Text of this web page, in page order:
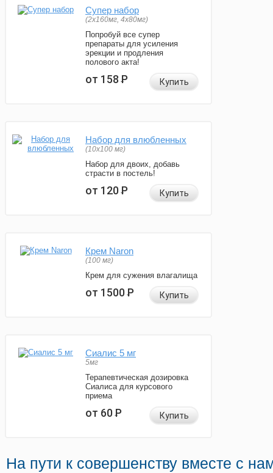
Супер набор
(2х160мг, 4х80мг)
Попробуй все супер
препараты для усиления
эрекции и продления
полового акта!
от 158Р Купить
Набор для влюбленных
(10х100 мг)
Набор для двоих, добавь
страсти в постель!
от 120Р Купить
Крем Naron
(100 мг)
Крем для сужения влагалища
от 1500Р Купить
Сиалис 5 мг
5мг
Терапевтическая дозировка
Сиалиса для курсового
приема
от 60Р Купить
На пути к совершенству вместе с